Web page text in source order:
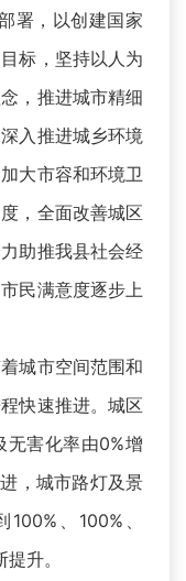
署，以创建国家
标，坚持以人为
，推进城市精细
入推进城乡环境
大市容和环境卫
，全面改善城区
助推我县社会经
民满意度逐步上
城市空间范围和
快速推进。城区
无害化率由0%增
，城市路灯及景
、100%、
升。